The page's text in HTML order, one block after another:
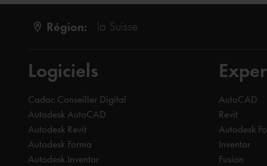
Région: la Suisse
Logiciels
Cadac Conseiller Digital
Autodesk AutoCAD
Autodesk Revit
Autodesk Forma
Autodesk Inventor
AutoCAD
Revit
Autodesk
Inventor
Fusion